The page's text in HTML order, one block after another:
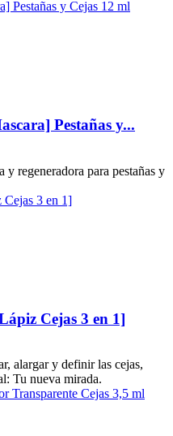
Pestañas y...
y regeneradora para pestañas y
Cejas 3 en 1]
alargar y definir las cejas,
Tu nueva mirada.